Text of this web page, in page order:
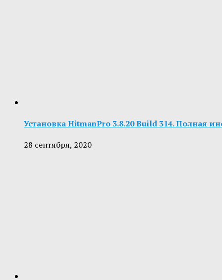
Установка HitmanPro 3.8.20 Build 314. Полная
28 сентября, 2020